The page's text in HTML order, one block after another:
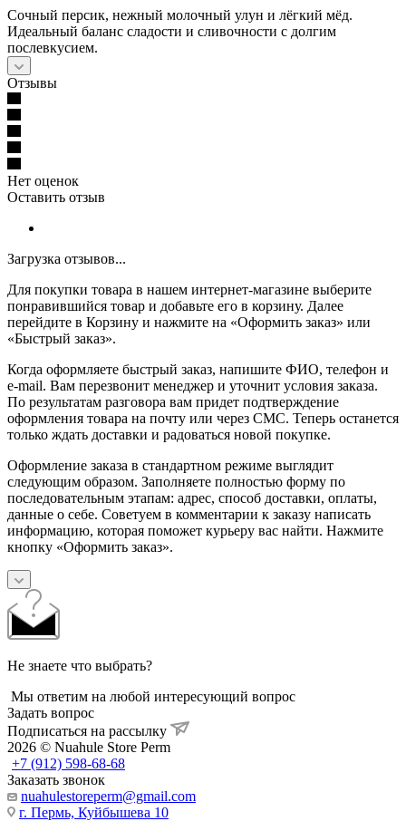
Сочный персик, нежный молочный улун и лёгкий мёд.
Идеальный баланс сладости и сливочности с долгим
послевкусием.
Отзывы
Нет оценок
Оставить отзыв
Загрузка отзывов...
Для покупки товара в нашем интернет-магазине выберите
понравившийся товар и добавьте его в корзину. Далее
перейдите в Корзину и нажмите на «Оформить заказ» или
«Быстрый заказ».
Когда оформляете быстрый заказ, напишите ФИО, телефон и
e-mail. Вам перезвонит менеджер и уточнит условия заказа.
По результатам разговора вам придет подтверждение
оформления товара на почту или через СМС. Теперь останется
только ждать доставки и радоваться новой покупке.
Оформление заказа в стандартном режиме выглядит
следующим образом. Заполняете полностью форму по
последовательным этапам: адрес, способ доставки, оплаты,
данные о себе. Советуем в комментарии к заказу написать
информацию, которая поможет курьеру вас найти. Нажмите
кнопку «Оформить заказ».
Не знаете что выбрать?
Мы ответим на любой интересующий вопрос
Задать вопрос
Подписаться на рассылку
2026 © Nuahule Store Perm
+7 (912) 598-68-68
Заказать звонок
nuahulestoreperm@gmail.com
г. Пермь, Куйбышева 10